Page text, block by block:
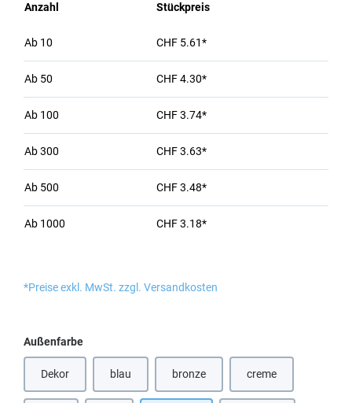
Anzahl Stückpreis
Ab 10 CHF 5.61*
Ab 50 CHF 4.30*
Ab 100 CHF 3.74*
Ab300 CHF 3.63*
Ab 500 CHF 3.48*
Ab 1000 CHF 3.18*
*Preise exkl. MwSt. zzgl. Versandkosten
Außenfarbeauswählen
Dekor blau(Diese Option ist zurzeit nicht verfügbar.)
bronze(Diese Option ist zurzeit nicht
creme(Diese Option ist